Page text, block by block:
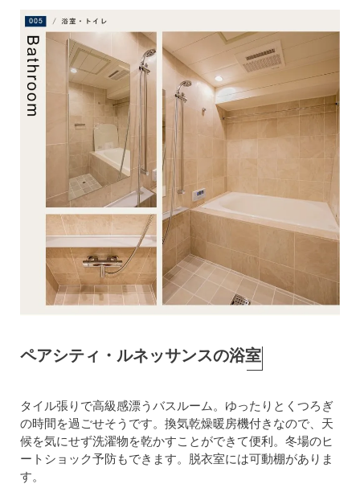
ペアシティ・ルネッサンスの浴室
タイル張りで高級感漂うバスルーム。ゆったりとくつろぎ
の時間を過ごせそうです。換気乾燥暖房機付きなので、天
候を気にせず洗濯物を乾かすことができて便利。冬場のヒ
ートショック予防もできます。脱衣室には可動棚がありま
す。